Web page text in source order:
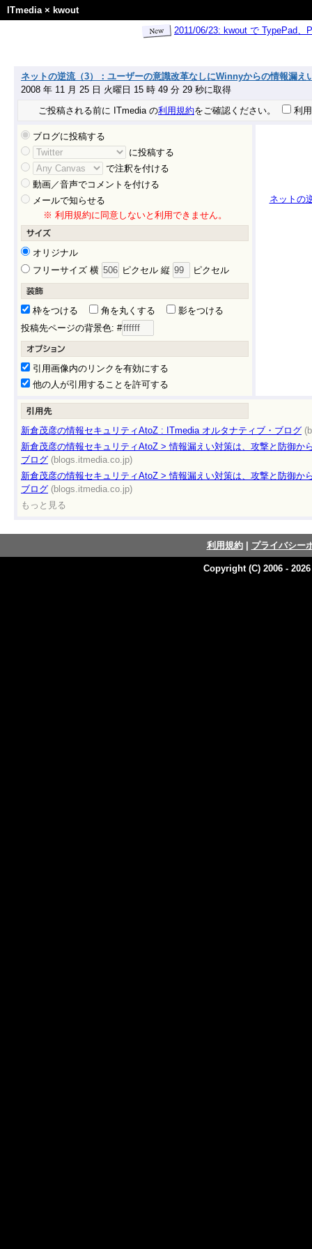
ITmedia× kwout
2011/06/23: kwout で TypePad
ネットの逆流（3）：ユーザーの意識改革なしにWinnyからの情報漏
2008 年 11 月 25 日 火曜日 15 時 49 分 29 秒に取得
ご投稿される前に ITmedia の利用規約をご確認ください。 利
ブログに投稿する
に投稿する
で注釈を付ける
動画／音声でコメントを付ける
メールで知らせる
※ 利用規約に同意しないと利用できません。
オリジナル
フリーサイズ 横
ピクセル 縦 ピクセル
枠をつける 角を丸くする
影をつける
投稿先ページの背景色: #
引用画像内のリンクを有効にする
他の人が引用することを許可する
ネットの
新倉茂彦の情報セキュリティAtoZ : ITmedia オルタナティブ・ブログ
新倉茂彦の情報セキュリティAtoZ > 情報漏えい対策は、攻撃と防御
ブログ (blogs.itmedia.co.jp)
新倉茂彦の情報セキュリティAtoZ > 情報漏えい対策は、攻撃と防御
ブログ (blogs.itmedia.co.jp)
もっと見る
利用規約| プライバシー
Copyright (C) 2006 -